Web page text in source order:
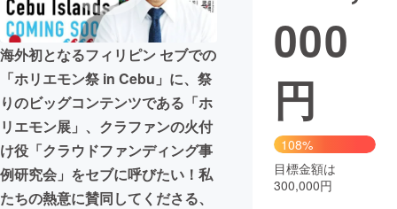
ビジネス・起業 チャレンジ
まちづくり・地域活性化
CAMPFIRE for Social Good
CAMPFIRE Creation
CAMPFIREふるさと納税machi-ya コミュニティ
海外初となるフィリピン セブでの
「ホリエモン祭 in Cebu」に、祭
りのビッグコンテンツである「ホ
リエモン展」、クラファンの火付
け役「クラウドファンディング事
例研究会」をセブに呼びたい！私
たちの熱意に賛同してくださる、
000
円
108%
目標金額は
300,000円